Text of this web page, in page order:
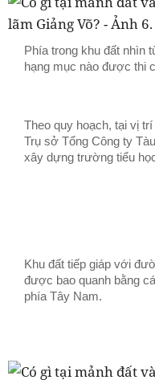
Phía trong khu đất nhìn
hạng mục nào được thi
Theo quy hoạch, tại vị
Trụ sở Tổng Công ty
xây dựng trường tiểu
Khu đất tiếp giáp với
được bao quanh bằng
phía Tây Nam.